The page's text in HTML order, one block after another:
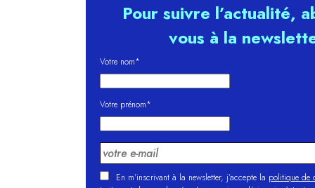
Pour suivre l’actualité,
vous à la
Votre nom*
Votre prénom*
En m'inscrivant à la newsletter, j’accepte la politique de